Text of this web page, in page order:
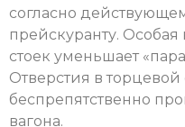
согласно
прейскуранту.
стоек уменьшает
Отверстия в
беспрепятственно
вагона.